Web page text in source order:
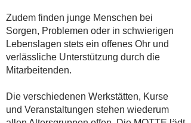
Zudem finden junge Menschen bei
Sorgen, Problemen oder in schwierigen
Lebenslagen stets ein offenes Ohr und
verlässliche Unterstützung durch die
Mitarbeitenden.
Die verschiedenen Werkstätten, Kurse
und Veranstaltungen stehen wiederum